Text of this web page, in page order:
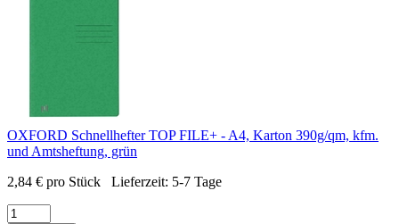
OXFORD Schnellhefter TOP FILE+ - A4, Karton 390g/qm, kfm.
und Amtsheftung, grün
2,84 € pro Stück Lieferzeit: 5-7 Tage